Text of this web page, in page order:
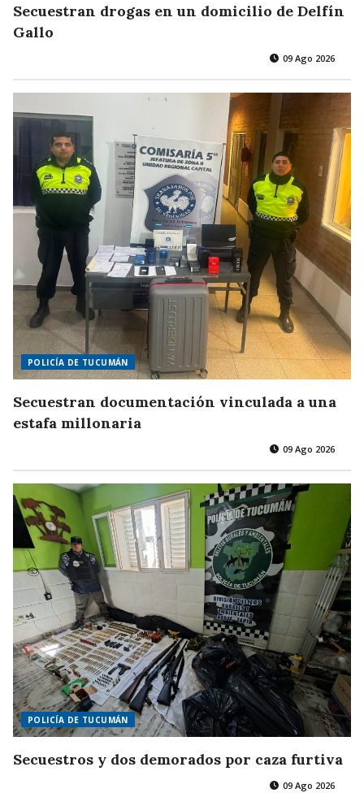
Secuestran drogas en un domicilio de Delfín
Gallo
09 Ago 2026
POLICÍA DE TUCUMÁN
Secuestran documentación vinculada a una
estafa millonaria
09 Ago 2026
POLICÍA DE TUCUMÁN
Secuestros y dos demorados por caza furtiva
09 Ago 2026